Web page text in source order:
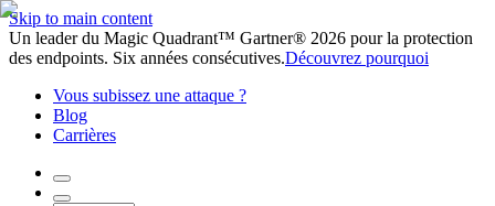
Skip to main content
Un leader du Magic Quadrant™ Gartner® 2026 pour la protection
des endpoints. Six années consécutives.Découvrez pourquoi
Vous subissez une attaque ?
Blog
Carrières